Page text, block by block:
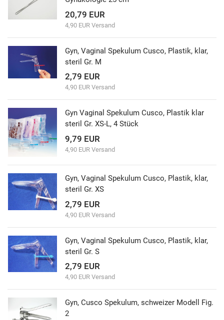
20,79 EUR
4,90 EUR Versand
Gyn, Vaginal Spekulum Cusco, Plastik, klar,
steril Gr. M
2,79 EUR
4,90 EUR Versand
Gyn Vaginal Spekulum Cusco, Plastik klar
steril Gr. XS-L, 4 Stück
9,79 EUR
4,90 EUR Versand
Gyn, Vaginal Spekulum Cusco, Plastik, klar,
steril Gr. XS
2,79 EUR
4,90 EUR Versand
Gyn, Vaginal Spekulum Cusco, Plastik, klar,
steril Gr. S
2,79 EUR
4,90 EUR Versand
Gyn, Cusco Spekulum, schweizer Modell Fig.
2